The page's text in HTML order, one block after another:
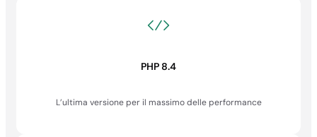
PHP 8.4
L’ultima versione per il massimo delle performance